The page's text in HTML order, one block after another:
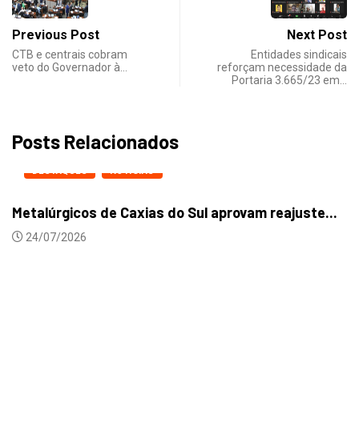
Previous Post
CTB e centrais cobram
veto do Governador à…
Next Post
Entidades sindicais
reforçam necessidade da
Portaria 3.665/23 em…
Posts Relacionados